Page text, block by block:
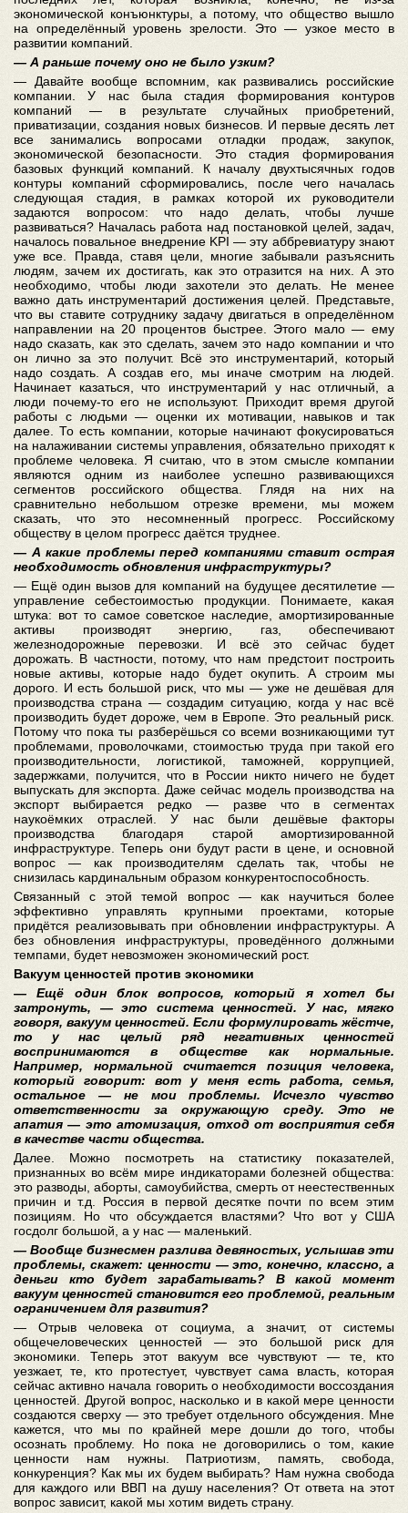
экономической конъюнктуры, а потому, что общество вышло
на определённый уровень зрелости. Это — узкое место в
развитии компаний.
— А раньше почему оно не было узким?
— Давайте вообще вспомним, как развивались российские
компании. У нас была стадия формирования контуров
компаний — в результате случайных приобретений,
приватизации, создания новых бизнесов. И первые десять лет
все занимались вопросами отладки продаж, закупок,
экономической безопасности. Это стадия формирования
базовых функций компаний. К началу двухтысячных годов
контуры компаний сформировались, после чего началась
следующая стадия, в рамках которой их руководители
задаются вопросом: что надо делать, чтобы лучше
развиваться? Началась работа над постановкой целей, задач,
началось повальное внедрение KPI — эту аббревиатуру знают
уже все. Правда, ставя цели, многие забывали разъяснить
людям, зачем их достигать, как это отразится на них. А это
необходимо, чтобы люди захотели это делать. Не менее
важно дать инструментарий достижения целей. Представьте,
что вы ставите сотруднику задачу двигаться в определённом
направлении на 20 процентов быстрее. Этого мало — ему
надо сказать, как это сделать, зачем это надо компании и что
он лично за это получит. Всё это инструментарий, который
надо создать. А создав его, мы иначе смотрим на людей.
Начинает казаться, что инструментарий у нас отличный, а
люди почему-то его не используют. Приходит время другой
работы с людьми — оценки их мотивации, навыков и так
далее. То есть компании, которые начинают фокусироваться
на налаживании системы управления, обязательно приходят к
проблеме человека. Я считаю, что в этом смысле компании
являются одним из наиболее успешно развивающихся
сегментов российского общества. Глядя на них на
сравнительно небольшом отрезке времени, мы можем
сказать, что это несомненный прогресс. Российскому
обществу в целом прогресс даётся труднее.
— А какие проблемы перед компаниями ставит острая
необходимость обновления инфраструктуры?
— Ещё один вызов для компаний на будущее десятилетие —
управление себестоимостью продукции. Понимаете, какая
штука: вот то самое советское наследие, амортизированные
активы производят энергию, газ, обеспечивают
железнодорожные перевозки. И всё это сейчас будет
дорожать. В частности, потому, что нам предстоит построить
новые активы, которые надо будет окупить. А строим мы
дорого. И есть большой риск, что мы — уже не дешёвая для
производства страна — создадим ситуацию, когда у нас всё
производить будет дороже, чем в Европе. Это реальный риск.
Потому что пока ты разберёшься со всеми возникающими тут
проблемами, проволочками, стоимостью труда при такой его
производительности, логистикой, таможней, коррупцией,
задержками, получится, что в России никто ничего не будет
выпускать для экспорта. Даже сейчас модель производства на
экспорт выбирается редко — разве что в сегментах
наукоёмких отраслей. У нас были дешёвые факторы
производства благодаря старой амортизированной
инфраструктуре. Теперь они будут расти в цене, и основной
вопрос — как производителям сделать так, чтобы не
снизилась кардинальным образом конкурентоспособность.
Связанный с этой темой вопрос — как научиться более
эффективно управлять крупными проектами, которые
придётся реализовывать при обновлении инфраструктуры. А
без обновления инфраструктуры, проведённого должными
темпами, будет невозможен экономический рост.
Вакуум ценностей против экономики
— Ещё один блок вопросов, который я хотел бы
затронуть, — это система ценностей. У нас, мягко
говоря, вакуум ценностей. Если формулировать жёстче,
то у нас целый ряд негативных ценностей
воспринимаются в обществе как нормальные.
Например, нормальной считается позиция человека,
который говорит: вот у меня есть работа, семья,
остальное — не мои проблемы. Исчезло чувство
ответственности за окружающую среду. Это не
апатия — это атомизация, отход от восприятия себя
в качестве части общества.
Далее. Можно посмотреть на статистику показателей,
признанных во всём мире индикаторами болезней общества:
это разводы, аборты, самоубийства, смерть от неестественных
причин и т.д. Россия в первой десятке почти по всем этим
позициям. Но что обсуждается властями? Что вот у США
госдолг большой, а у нас — маленький.
— Вообще бизнесмен разлива девяностых, услышав эти
проблемы, скажет: ценности — это, конечно, классно, а
деньги кто будет зарабатывать? В какой момент
вакуум ценностей становится его проблемой, реальным
ограничением для развития?
— Отрыв человека от социума, а значит, от системы
общечеловеческих ценностей — это большой риск для
экономики. Теперь этот вакуум все чувствуют — те, кто
уезжает, те, кто протестует, чувствует сама власть, которая
сейчас активно начала говорить о необходимости воссоздания
ценностей. Другой вопрос, насколько и в какой мере ценности
создаются сверху — это требует отдельного обсуждения. Мне
кажется, что мы по крайней мере дошли до того, чтобы
осознать проблему. Но пока не договорились о том, какие
ценности нам нужны. Патриотизм, память, свобода,
конкуренция? Как мы их будем выбирать? Нам нужна свобода
для каждого или ВВП на душу населения? От ответа на этот
вопрос зависит, какой мы хотим видеть страну.